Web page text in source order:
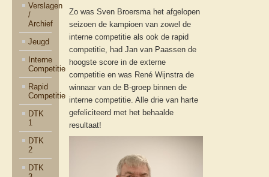
Verslagen
/
Archief
Jeugd
Interne
Competitie
Rapid
Competitie
DTK
1
DTK
2
DTK
Zo was Sven Broersma het afgelopen
seizoen de kampioen van zowel de
interne competitie als ook de rapid
competitie, had Jan van Paassen de
hoogste score in de externe
competitie en was René Wijnstra de
winnaar van de B-groep binnen de
interne competitie. Alle drie van harte
gefeliciteerd met het behaalde
resultaat!